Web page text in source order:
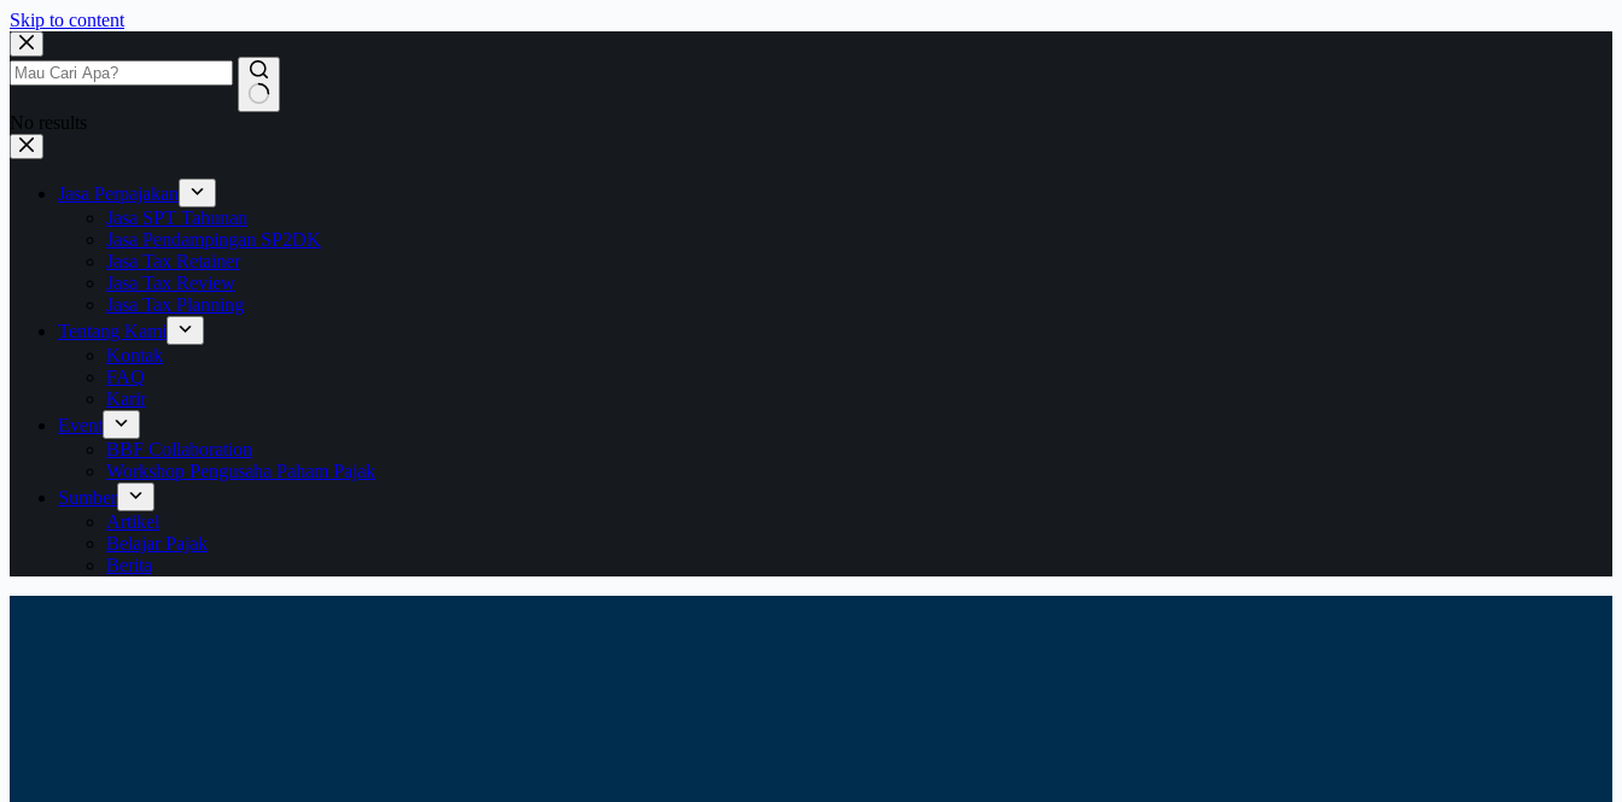
Skip to content
No results
Jasa Perpajakan
Jasa SPT Tahunan
Jasa Pendampingan SP2DK
Jasa Tax Retainer
Jasa Tax Review
Jasa Tax Planning
Tentang Kami
Kontak
FAQ
Karir
Event
BBF Collaboration
Workshop Pengusaha Paham Pajak
Sumber
Artikel
Belajar Pajak
Berita